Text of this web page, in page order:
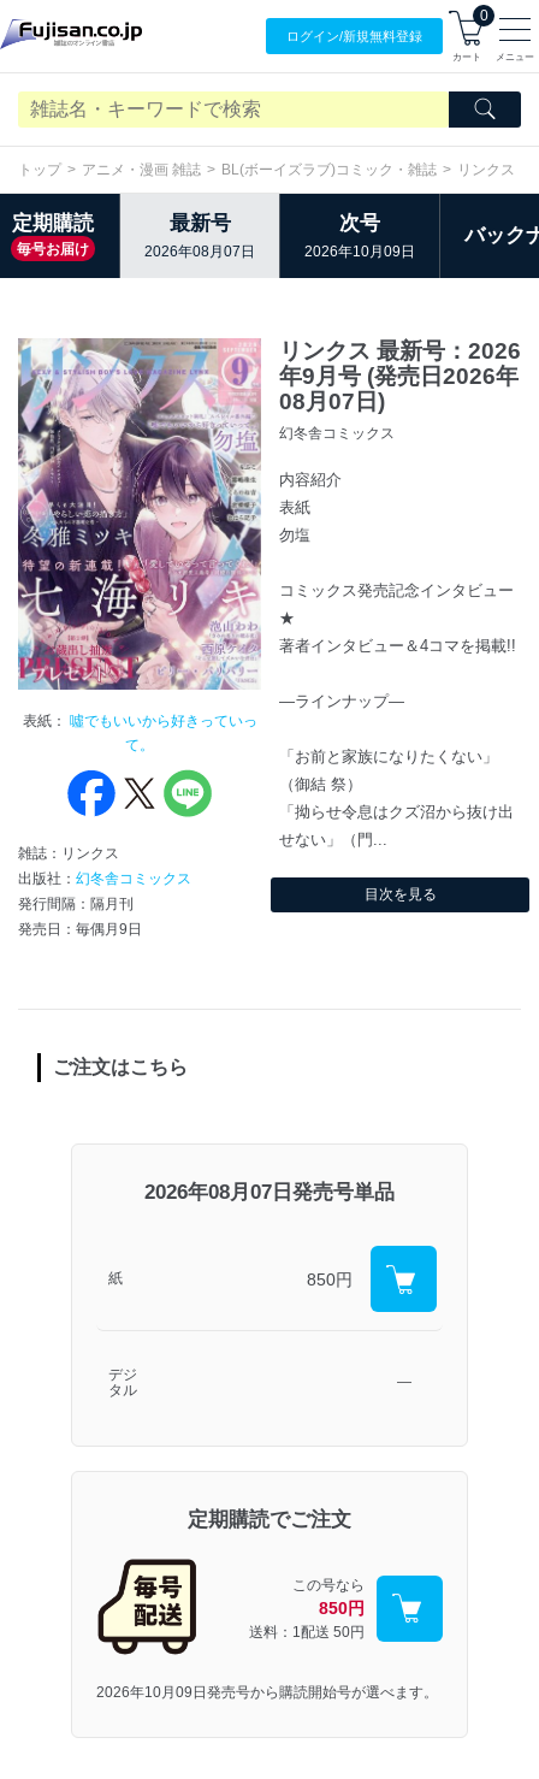
ログイン/新規無料登録
0
カート メニュー
トップ アニメ・漫画 雑誌 BL(ボーイズラブ)コミック・雑誌 リンクス
定期購読
毎号お届け
最新号
2026年08月07日
次号
2026年10月09日
バック
表紙： 噓でもいいから好きっていっ
て。
雑誌：リンクス
出版社： 幻冬舎コミックス
発行間隔：隔月刊
発売日：毎偶月9日
リンクス 最新号：2026
年9月号 (発売日2026年
08月07日)
幻冬舎コミックス
内容紹介
表紙
勿塩
コミックス発売記念インタビュー
★
著者インタビュー＆4コマを掲載!!
―ラインナップ―
「お前と家族になりたくない」
（御結 祭）
「拗らせ令息はクズ沼から抜け出
せない」（門...
目次を見る
ご注文はこちら
2026年08月07日発売号単品
紙 850円
デジ
タル
―
定期購読でご注文
この号なら
850円
送料：1配送 50円
2026年10月09日発売号から購読開始号が選べます。